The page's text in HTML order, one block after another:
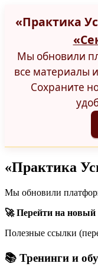
«Практика
Мы обновили
все материалы
Сохраните
«Практика
Мы обновили
🚀 Перейти на новый
Полезные ссылки
📚 Тренинги и